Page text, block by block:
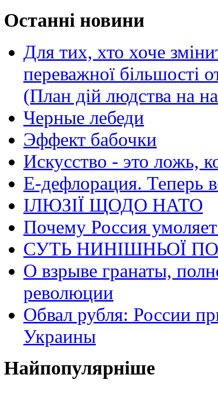
Останні новини
Для тих, хто хоче
переважної більшості
(План дій людства на
Черные лебеди
Эффект бабочки
Искусство - это ложь,
Е-дефлорация. Теперь
ІЛЮЗІЇ ЩОДО НАТО
Почему Россия
СУТЬ НИНІШНЬОЇ
О взрыве гранаты,
революции
Обвал рубля: России
Украины
Найпопулярніше